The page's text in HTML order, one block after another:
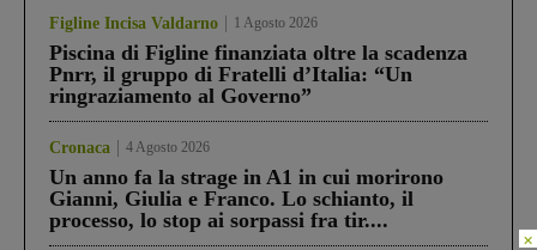
Figline Incisa Valdarno 1 Agosto 2026
Piscina di Figline finanziata oltre la scadenza
Pnrr, il gruppo di Fratelli d’Italia: “Un
ringraziamento al Governo”
Cronaca 4 Agosto 2026
Un anno fa la strage in A1 in cui morirono
Gianni, Giulia e Franco. Lo schianto, il
processo, lo stop ai sorpassi fra tir....
×